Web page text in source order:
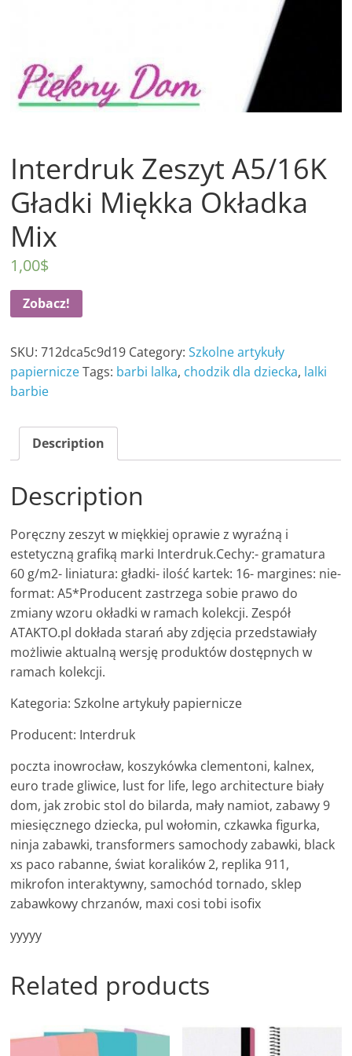
Interdruk Zeszyt A5/16K
Gładki Miękka Okładka
Mix
1,00$
Zobacz!
SKU:712dca5c9d19 Category:Szkolne artykuły
papiernicze Tags: barbi lalka, chodzik dla dziecka, lalki
barbie
Description
Description
Poręczny zeszyt w miękkiej oprawie z wyraźną i
estetyczną grafiką marki Interdruk.Cechy:- gramatura
60 g/m2- liniatura: gładki- ilość kartek: 16- margines: nie-
format: A5*Producent zastrzega sobie prawo do
zmiany wzoru okładki w ramach kolekcji. Zespół
ATAKTO.pl dokłada starań aby zdjęcia przedstawiały
możliwie aktualną wersję produktów dostępnych w
ramach kolekcji.
Kategoria: Szkolne artykuły papiernicze
Producent: Interdruk
poczta inowrocław, koszykówka clementoni, kalnex,
euro trade gliwice, lust for life, lego architecture biały
dom, jak zrobic stol do bilarda, mały namiot, zabawy 9
miesięcznego dziecka, pul wołomin, czkawka figurka,
ninja zabawki, transformers samochody zabawki, black
xs paco rabanne, świat koralików 2, replika 911,
mikrofon interaktywny, samochód tornado, sklep
zabawkowy chrzanów, maxi cosi tobi isofix
yyyyy
Related products